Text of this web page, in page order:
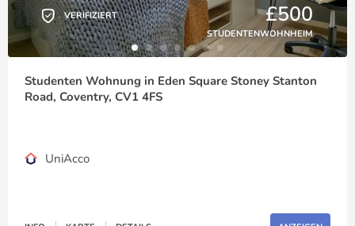
VERIFIZIERT £500
STUDENTENWOHNHEIM
Studenten Wohnung in Eden Square Stoney Stanton
Road, Coventry, CV1 4FS
UniAcco